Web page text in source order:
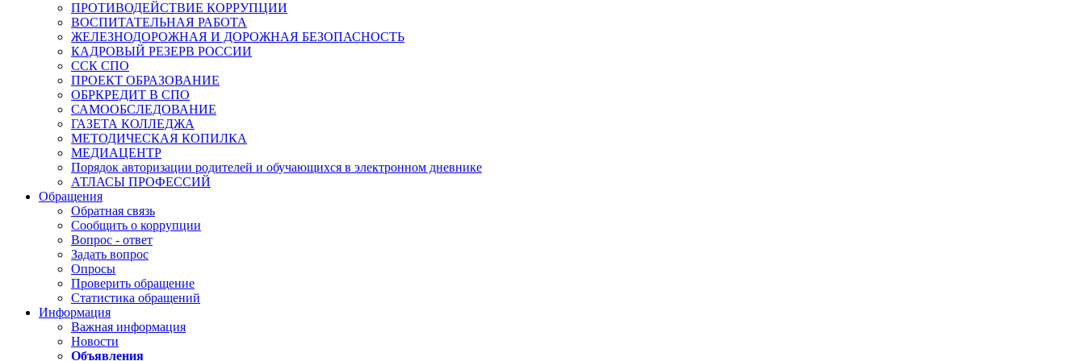
ПРОТИВОДЕЙСТВИЕ КОРРУПЦИИ
ВОСПИТАТЕЛЬНАЯ РАБОТА
ЖЕЛЕЗНОДОРОЖНАЯ И ДОРОЖНАЯ БЕЗОПАСНОСТЬ
КАДРОВЫЙ РЕЗЕРВ РОССИИ
ССК СПО
ПРОЕКТ ОБРАЗОВАНИЕ
ОБРКРЕДИТ В СПО
САМООБСЛЕДОВАНИЕ
ГАЗЕТА КОЛЛЕДЖА
МЕТОДИЧЕСКАЯ КОПИЛКА
МЕДИАЦЕНТР
Порядок авторизации родителей и обучающихся в электронном дневнике
АТЛАСЫ ПРОФЕССИЙ
Обращения
Обратная связь
Сообщить о коррупции
Вопрос - ответ
Задать вопрос
Опросы
Проверить обращение
Статистика обращений
Информация
Важная информация
Новости
Объявления